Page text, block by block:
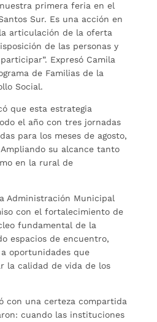
primera feria en el
Sur. Es una acción en
articulación de la oferta
de las personas y
Expresó Camila
de Familias de la
Social.
que esta estrategia
el año con tres jornadas
para los meses de agosto,
su alcance tanto
en la rural de
Administración Municipal
con el fortalecimiento de
fundamental de la
espacios de encuentro,
oportunidades que
la calidad de vida de los
con una certeza compartida
cuando las instituciones